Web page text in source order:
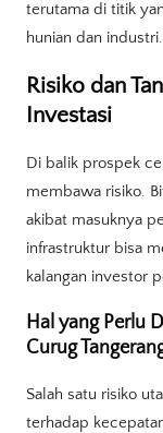
terutama di titik
hunian dan industri.
Risiko dan
Investasi
Di balik prospek
membawa risiko.
akibat masuknya
infrastruktur bisa
kalangan investor
Hal yang Perlu
Curug
Salah satu risiko
terhadap